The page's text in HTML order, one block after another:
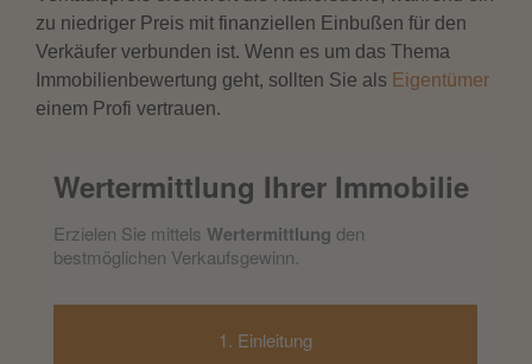
zu niedriger Preis mit finanziellen Einbußen für den
Verkäufer verbunden ist. Wenn es um das Thema
Immobilienbewertung geht, sollten Sie als Eigentümer
einem Profi vertrauen.